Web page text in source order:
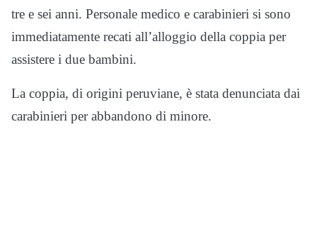
tre e sei anni. Personale medico e carabinieri si sono
immediatamente recati all’alloggio della coppia per
assistere i due bambini.
La coppia, di origini peruviane, è stata denunciata dai
carabinieri per abbandono di minore.